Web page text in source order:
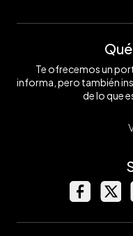
Te ofrecemos un
informa, pero también
de lo que